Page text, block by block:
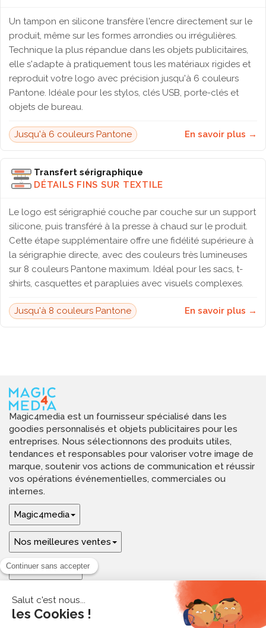
Un tampon en silicone transfère l'encre directement sur le
produit, même sur les formes arrondies ou irrégulières.
Technique la plus répandue dans les objets publicitaires,
elle s'adapte à pratiquement tous les matériaux rigides et
reproduit votre logo avec précision jusqu'à 6 couleurs
Pantone. Idéale pour les stylos, clés USB, porte-clés et
objets de bureau.
Jusqu'à 6 couleurs Pantone En savoir plus →
Transfert sérigraphique
DÉTAILS FINS SUR TEXTILE
Le logo est sérigraphié couche par couche sur un support
silicone, puis transféré à la presse à chaud sur le produit.
Cette étape supplémentaire offre une fidélité supérieure à
la sérigraphie directe, avec des couleurs très lumineuses
sur 8 couleurs Pantone maximum. Idéal pour les sacs, t-
shirts, casquettes et parapluies avec visuels complexes.
Jusqu'à 8 couleurs Pantone En savoir plus →
Magic4media est un fournisseur spécialisé dans les
goodies personnalisés et objets publicitaires pour les
entreprises. Nous sélectionnons des produits utiles,
tendances et responsables pour valoriser votre image de
marque, soutenir vos actions de communication et réussir
vos opérations événementielles, commerciales ou
internes.
Magic4media
Nos meilleures ventes
Guides & aide
Ressources & inspirations